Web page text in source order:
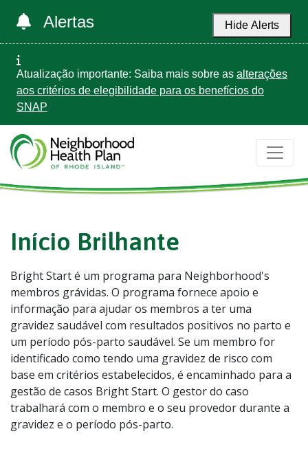
Alertas Hide Alerts
Atualização importante: Saiba mais sobre as alterações
aos critérios de elegibilidade para os benefícios do
SNAP
Início Brilhante
Bright Start é um programa para Neighborhood's
membros grávidas. O programa fornece apoio e
informação para ajudar os membros a ter uma
gravidez saudável com resultados positivos no parto e
um período pós-parto saudável. Se um membro for
identificado como tendo uma gravidez de risco com
base em critérios estabelecidos, é encaminhado para a
gestão de casos Bright Start. O gestor do caso
trabalhará com o membro e o seu provedor durante a
gravidez e o período pós-parto.